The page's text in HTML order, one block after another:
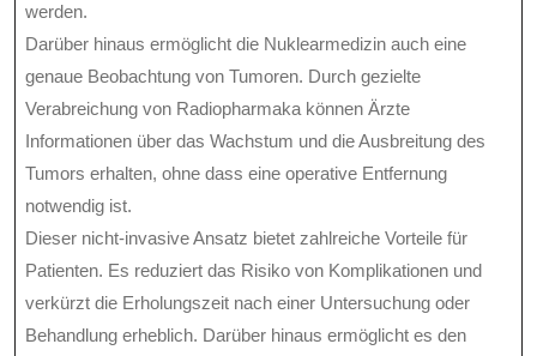
werden.
Darüber hinaus ermöglicht die Nuklearmedizin auch eine
genaue Beobachtung von Tumoren. Durch gezielte
Verabreichung von Radiopharmaka können Ärzte
Informationen über das Wachstum und die Ausbreitung des
Tumors erhalten, ohne dass eine operative Entfernung
notwendig ist.
Dieser nicht-invasive Ansatz bietet zahlreiche Vorteile für
Patienten. Es reduziert das Risiko von Komplikationen und
verkürzt die Erholungszeit nach einer Untersuchung oder
Behandlung erheblich. Darüber hinaus ermöglicht es den